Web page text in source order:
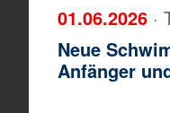
01.06.2026 ·
Neue
Anfänger